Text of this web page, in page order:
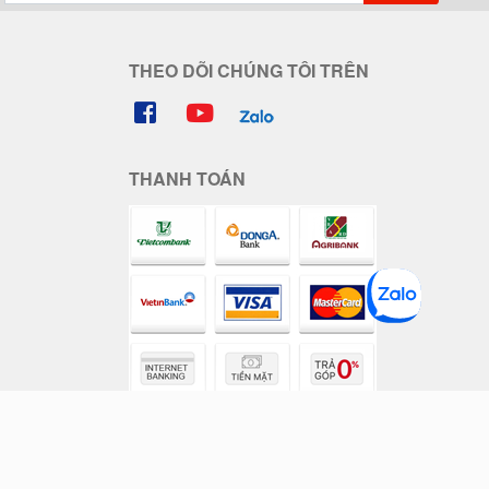
THEO DÕI CHÚNG TÔI TRÊN
THANH TOÁN